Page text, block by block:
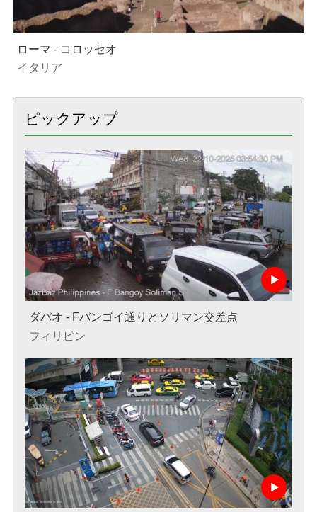
ローマ - コロッセオ
イタリア
ピックアップ
ダバオ - Fバンゴイ通りとソリマン交差点
フィリピン